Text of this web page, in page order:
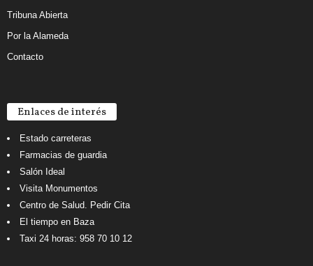
Tribuna Abierta
Por la Alameda
Contacto
Enlaces de interés
Estado carreteras
Farmacias de guardia
Salón Ideal
Visita Monumentos
Centro de Salud. Pedir Cita
El tiempo en Baza
Taxi 24 horas: 958 70 10 12